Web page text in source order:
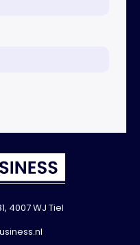
4007 WJ Tiel